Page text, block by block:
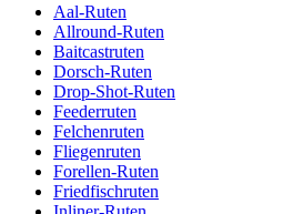
Aal-Ruten
Allround-Ruten
Baitcastruten
Dorsch-Ruten
Drop-Shot-Ruten
Feederruten
Felchenruten
Fliegenruten
Forellen-Ruten
Friedfischruten